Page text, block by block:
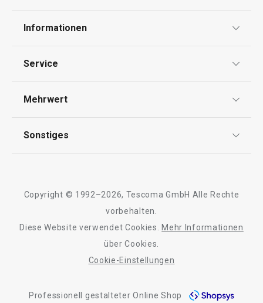
59,90 €
Warenkorb Warenkorb
Informationen
Impressum
Service
Kontaktformular
Mehrwert
Qualität
Sonstiges
Barrierefreiheit
Copyright © 1992–2026, Tescoma GmbH Alle Rechte
vorbehalten.
Diese Website verwendet Cookies.
Mehr Informationen
über Cookies.
Cookie-Einstellungen
Professionell gestalteter Online Shop